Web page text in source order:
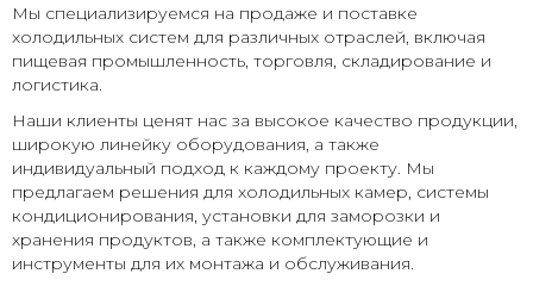
Мы специализируемся на продаже и поставке
холодильных систем для различных отраслей, включая
пищевая промышленность, торговля, складирование и
логистика.
Наши клиенты ценят нас за высокое качество продукции,
широкую линейку оборудования, а также
индивидуальный подход к каждому проекту. Мы
предлагаем решения для холодильных камер, системы
кондиционирования, установки для заморозки и
хранения продуктов, а также комплектующие и
инструменты для их монтажа и обслуживания.